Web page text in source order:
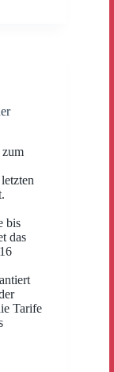
zum
bis
das
Tarife